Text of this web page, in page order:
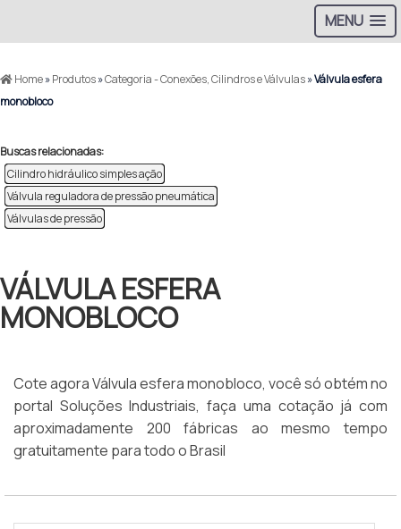
MENU
Home»Produtos»Categoria - Conexões, Cilindros e Válvulas»Válvula esfera
monobloco
Buscas relacionadas:
Cilindro hidráulico simples ação
Válvula reguladora de pressão pneumática
Válvulas de pressão
VÁLVULA ESFERA
MONOBLOCO
Cote agora Válvula esfera monobloco, você só obtém no
portal Soluções Industriais, faça uma cotação já com
aproximadamente 200 fábricas ao mesmo tempo
gratuitamente para todo o Brasil